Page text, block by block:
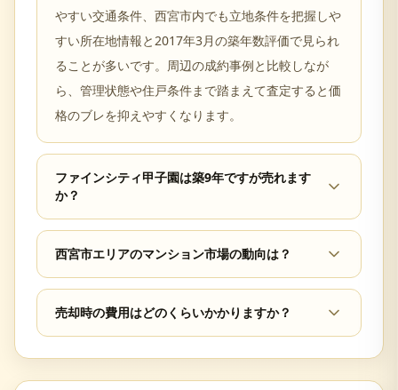
やすい交通条件、西宮市内でも立地条件を把握しや
すい所在地情報と2017年3月の築年数評価で見られ
ることが多いです。周辺の成約事例と比較しなが
ら、管理状態や住戸条件まで踏まえて査定すると価
格のブレを抑えやすくなります。
ファインシティ甲子園は築9年ですが売れます
か？
西宮市エリアのマンション市場の動向は？
売却時の費用はどのくらいかかりますか？